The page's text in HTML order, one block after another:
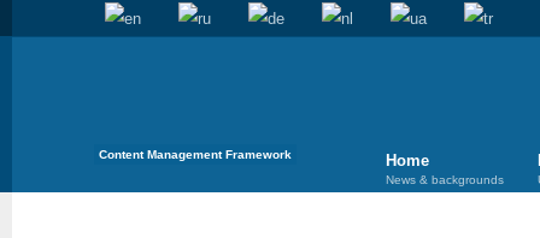
Content Management Framework Home
News & backgrounds